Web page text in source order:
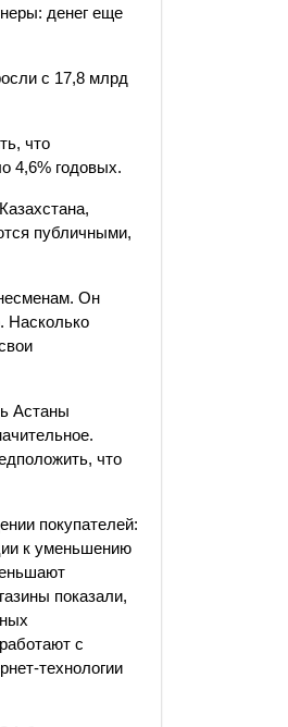
денег еще
с 17,8 млрд
что
4,6% годовых.
публичными,
Он
Насколько
Астаны
что
покупателей:
к уменьшению
показали,
с
технологии